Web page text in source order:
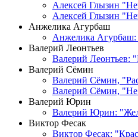
Алексей Глызин
Алексей Глызин
Анжелика Агурбаш
Анжелика
Валерий Леонтьев
Валерий Леонтьев:
Валерий Сёмин
Валерий Сёмин,
Валерий Сёмин,
Валерий Юрин
Валерий Юрин:
Виктор Фесак
Виктор Фесак: